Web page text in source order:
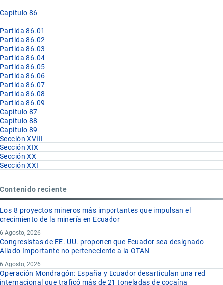
Capítulo 86
Partida 86.01
Partida 86.02
Partida 86.03
Partida 86.04
Partida 86.05
Partida 86.06
Partida 86.07
Partida 86.08
Partida 86.09
Capítulo 87
Capítulo 88
Capítulo 89
Sección XVIII
Sección XIX
Sección XX
Sección XXI
Contenido reciente
Los 8 proyectos mineros más importantes que impulsan el
crecimiento de la minería en Ecuador
6 Agosto, 2026
Congresistas de EE. UU. proponen que Ecuador sea designado
Aliado Importante no perteneciente a la OTAN
6 Agosto, 2026
Operación Mondragón: España y Ecuador desarticulan una red
internacional que traficó más de 21 toneladas de cocaína